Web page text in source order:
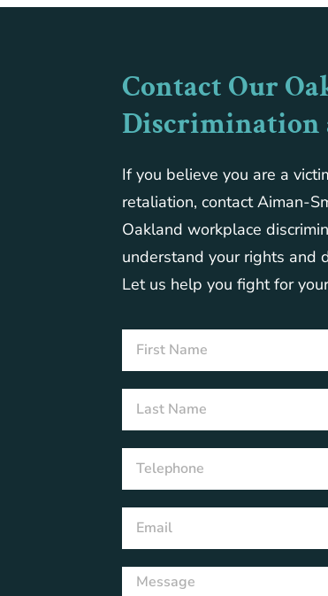
Contact Our
Discrimination
If you believe you are a
retaliation, contact Aiman-
Oakland workplace
understand your rights and
Let us help you fight for